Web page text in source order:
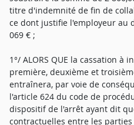
titre d'indemnité de fin de
ce dont justifie l'employeur au
069 € ;
1°/ ALORS QUE la cassation
première, deuxième et
entraînera, par voie de
l'article 624 du code de
dispositif de l'arrêt ayant dit
contractuelles entre les